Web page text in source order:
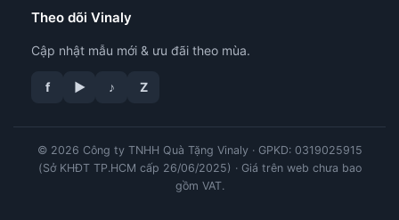
Theo dõi Vinaly
Cập nhật mẫu mới & ưu đãi theo mùa.
f ▶ ♪ Z
© 2026 Công ty TNHH Quà Tặng Vinaly · GPKD: 0319025915
(Sở KHĐT TP.HCM cấp 26/06/2025) · Giá trên web chưa bao
gồm VAT.